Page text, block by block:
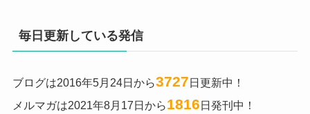
毎日更新している発信
ブログは2016年5月24日から3727日更新中！
メルマガは2021年8月17日から1816日発刊中！